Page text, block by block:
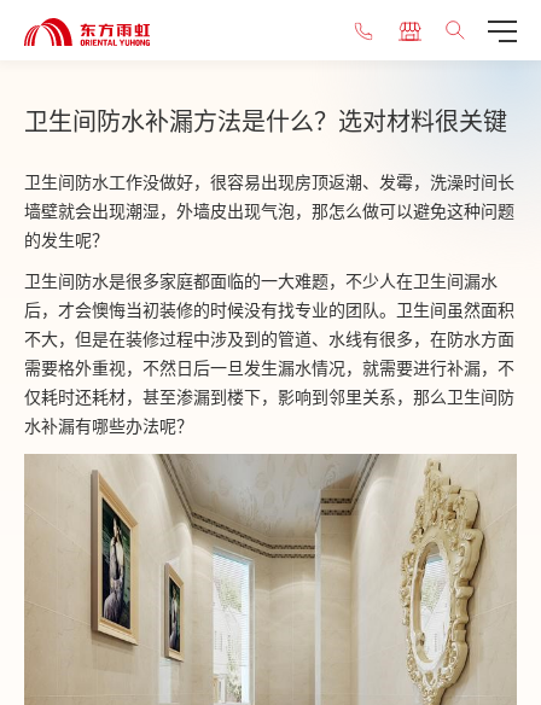
卫生间防水补漏方法是什么？选对材料很关键
卫生间防水工作没做好，很容易出现房顶返潮、发霉，洗澡时间长
墙壁就会出现潮湿，外墙皮出现气泡，那怎么做可以避免这种问题
的发生呢？
卫生间防水是很多家庭都面临的一大难题，不少人在卫生间漏水
后，才会懊悔当初装修的时候没有找专业的团队。卫生间虽然面积
不大，但是在装修过程中涉及到的管道、水线有很多，在防水方面
需要格外重视，不然日后一旦发生漏水情况，就需要进行补漏，不
仅耗时还耗材，甚至渗漏到楼下，影响到邻里关系，那么卫生间防
水补漏有哪些办法呢？